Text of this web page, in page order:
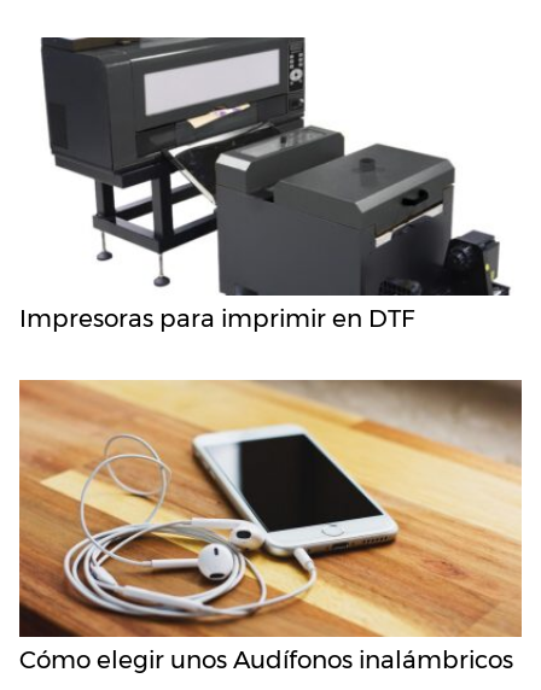
Impresoras para imprimir en DTF
Cómo elegir unos Audífonos inalámbricos